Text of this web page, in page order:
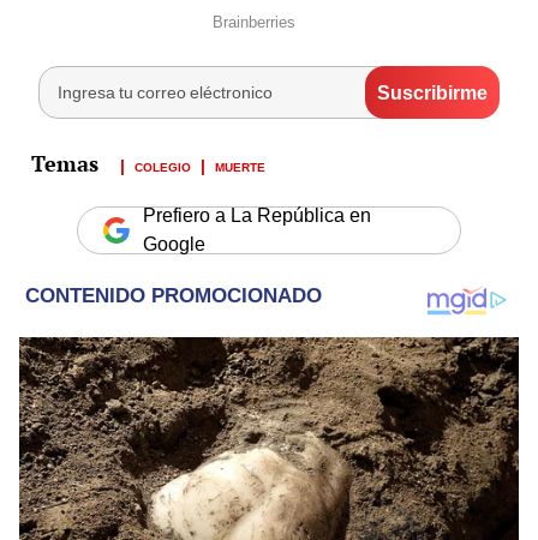
COLEGIO MUERTE
Prefiero a La República en
Google